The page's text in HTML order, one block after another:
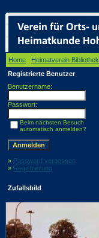
Home Heimatverein Bibliothek
Registrierte Benutzer
Benutzername:
Passwort:
Beim nächsten Besuch
automatisch anmelden?
» Password vergessen
» Registrierung
Zufallsbild